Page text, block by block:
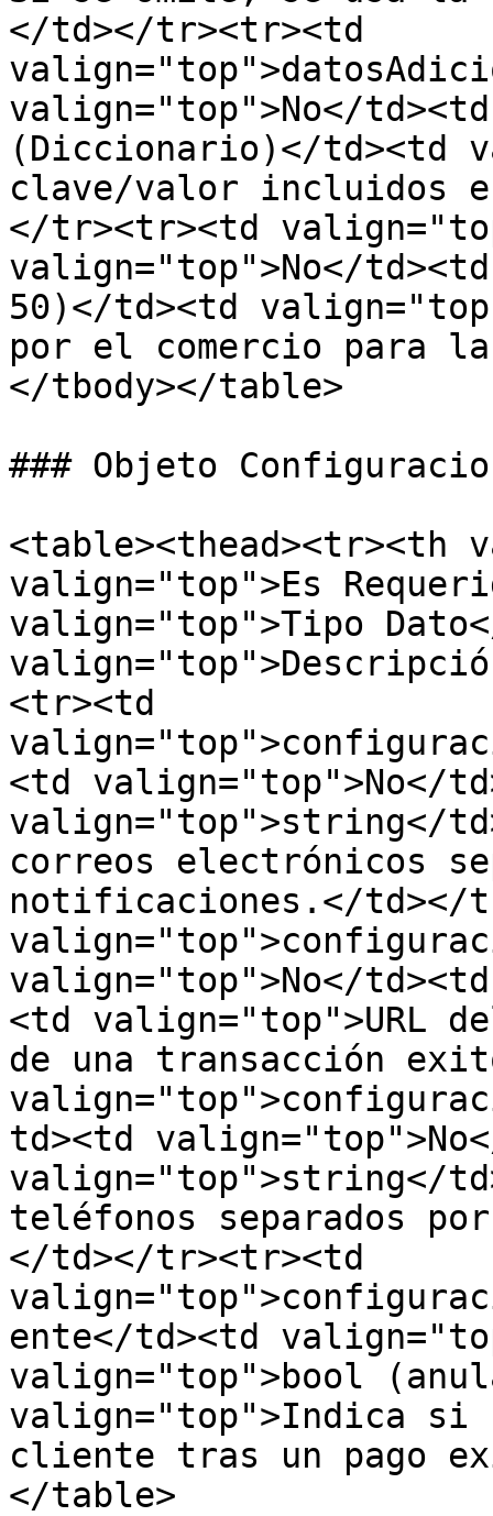
</td></tr><tr><td
valign="top">No</
(Diccionario)</td><td
clave/valor incluidos
</tr><tr><td
valign="top">No</
50)</td><td
por el comercio para
</tbody></table>
### Objeto
<table><thead><tr><th
valign="top">Es
valign="top">Tipo
<tr><td
<td valign="top">No</
valign="top">string</
correos electrónicos
notificaciones.</td></
valign="top">No</
<td valign="top">URL
de una transacción
td><td
valign="top">string</
teléfonos separados
</td></tr><tr><td
ente</td><td
valign="top">bool
valign="top">Indica si
cliente tras un pago
</table>